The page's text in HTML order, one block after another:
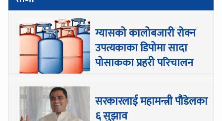
ग्यासको कालोबजारी रोक्न
उपत्यकाका डिपोमा सादा
पोसाकका प्रहरी परिचालन
सरकारलाई महामन्त्री पौडेलका
६ सुझाव